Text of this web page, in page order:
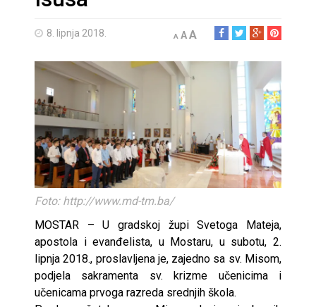
8. lipnja 2018. A AA
Foto: http://www.md-tm.ba/
MOSTAR – U gradskoj župi Svetoga Mateja,
apostola i evanđelista, u Mostaru, u subotu, 2.
lipnja 2018., proslavljena je, zajedno sa sv. Misom,
podjela sakramenta sv. krizme učenicima i
učenicama prvoga razreda srednjih škola.